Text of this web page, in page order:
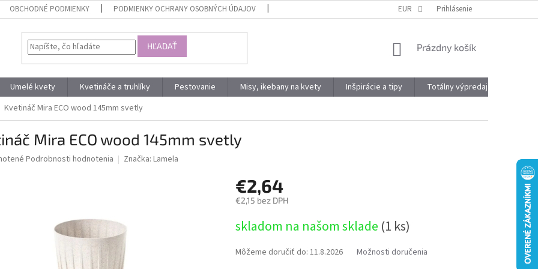
OBCHODNÉ PODMIENKY PODMIENKY OCHRANY OSOBNÝCH ÚDAJOV OBJEMOVÉ ZĽAVY VÝHODY REGISTRÁCIE
EUR Prihlásenie
HĽADAŤ
NÁKUPNÝ
Prázdny košík
Umelé kvety Kvetináče a truhlíky Pestovanie Misy, ikebany na kvety Inšpirácie a tipy Totálny výpredaj
Kvetináč Mira ECO wood 145mm svetly
Mira ECO wood 145mm svetly
Podrobnosti hodnotenia Značka: Lamela
€2,64
€2,15 bez DPH
cena:
skladom na našom sklade (1 ks)
Môžeme doručiť do: 11.8.2026 Možnosti doručenia